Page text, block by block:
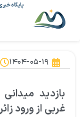
پایگاه
۱۴۰۴-۰۵-۱۹
بازدید
غربی از ورود